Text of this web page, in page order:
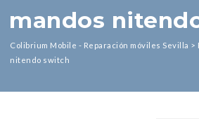
mandos
Colibrium Mobile - Reparación móviles Sevilla >
nitendo switch